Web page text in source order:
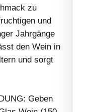
zu
und
Jahrgänge
den Wein in
und sorgt
Geben